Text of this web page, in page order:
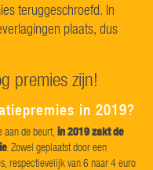
teruggeschroefd. In
plaats, dus
premies zijn!
in 2019?
de beurt, in 2019 zakt de
. Zowel geplaatst door een
respectievelijk van 6 naar 4 euro